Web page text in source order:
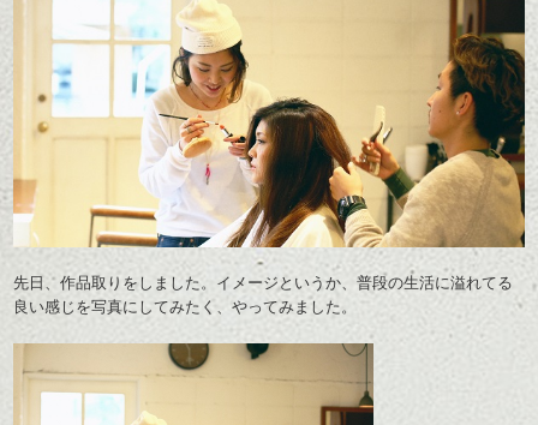
先日、作品取りをしました。イメージというか、普段の生活に溢れてる
良い感じを写真にしてみたく、やってみました。